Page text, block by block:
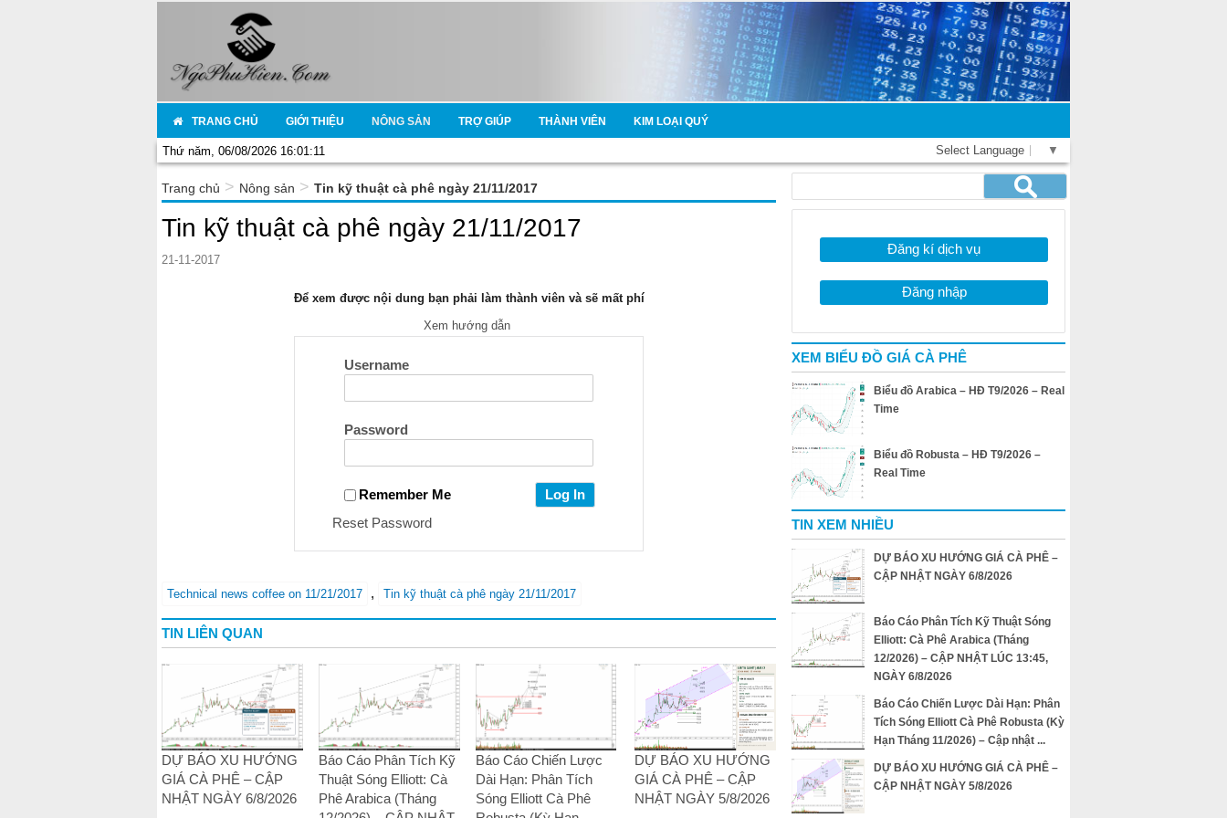
TRANG CHỦ GIỚI THIỆU NÔNG SẢN TRỢ GIÚP THÀNH VIÊN KIM LOẠI QUÝ
Thứ năm, 06/08/2026 16:01:11 Select Language ▼
Trang chủ > Nông sản > Tin kỹ thuật cà phê ngày 21/11/2017
Tin kỹ thuật cà phê ngày 21/11/2017
21-11-2017
Để xem được nội dung bạn phải làm thành viên và sẽ mất phí
Xem hướng dẫn
Username
Password
Remember Me
Reset Password
Technical news coffee on 11/21/2017 , Tin kỹ thuật cà phê ngày 21/11/2017
TIN LIÊN QUAN
DỰ BÁO XU HƯỚNG
GIÁ CÀ PHÊ – CẬP
NHẬT NGÀY 6/8/2026
Báo Cáo Phân Tích Kỹ
Thuật Sóng Elliott: Cà
Phê Arabica (Tháng
Báo Cáo Chiến Lược
Dài Hạn: Phân Tích
Sóng Elliott Cà Phê
DỰ BÁO XU HƯỚNG
GIÁ CÀ PHÊ – CẬP
NHẬT NGÀY 5/8/2026
Đăng kí dịch vụ
Đăng nhập
XEM BIỂU ĐỒ GIÁ CÀ PHÊ
Biểu đồ Arabica – HĐ T9/2026 – Real
Time
Biểu đồ Robusta – HĐ T9/2026 –
Real Time
TIN XEM NHIỀU
DỰ BÁO XU HƯỚNG GIÁ CÀ PHÊ –
CẬP NHẬT NGÀY 6/8/2026
Báo Cáo Phân Tích Kỹ Thuật Sóng
Elliott: Cà Phê Arabica (Tháng
12/2026) – CẬP NHẬT LÚC 13:45,
NGÀY 6/8/2026
Báo Cáo Chiến Lược Dài Hạn: Phân
Tích Sóng Elliott Cà Phê Robusta (Kỳ
Hạn Tháng 11/2026) – Cập nhật ...
DỰ BÁO XU HƯỚNG GIÁ CÀ PHÊ –
CẬP NHẬT NGÀY 5/8/2026